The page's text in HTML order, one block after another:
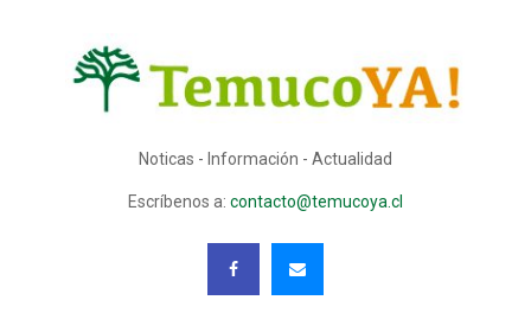
Noticas - Información - Actualidad
Escríbenos a: contacto@temucoya.cl